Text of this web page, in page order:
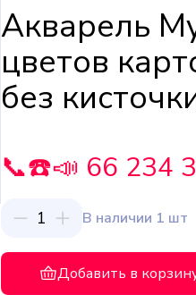
Акварель
цветов
без
📞☎️📣 66 234
1 В наличии 1 шт
Добавить в